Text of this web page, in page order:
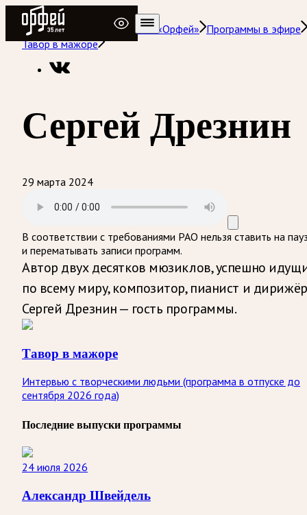
Радио Орфей
Радио классической музыки «Орфей» Программы в эфире
Тавор в мажоре
Сергей Дрезнин
29 марта 2024
В соответствии с требованиями РАО нельзя ставить на
и перематывать записи программ.
Автор двух десятков мюзиклов, успешно
по всему миру, композитор, пианист и дирижёр
Сергей Дрезнин — гость программы.
Тавор в мажоре
Интервью с творческими людьми (программа в отпуске до
сентября 2026 года)
Последние выпуски программы
24 июля 2026
Александр Швейдель